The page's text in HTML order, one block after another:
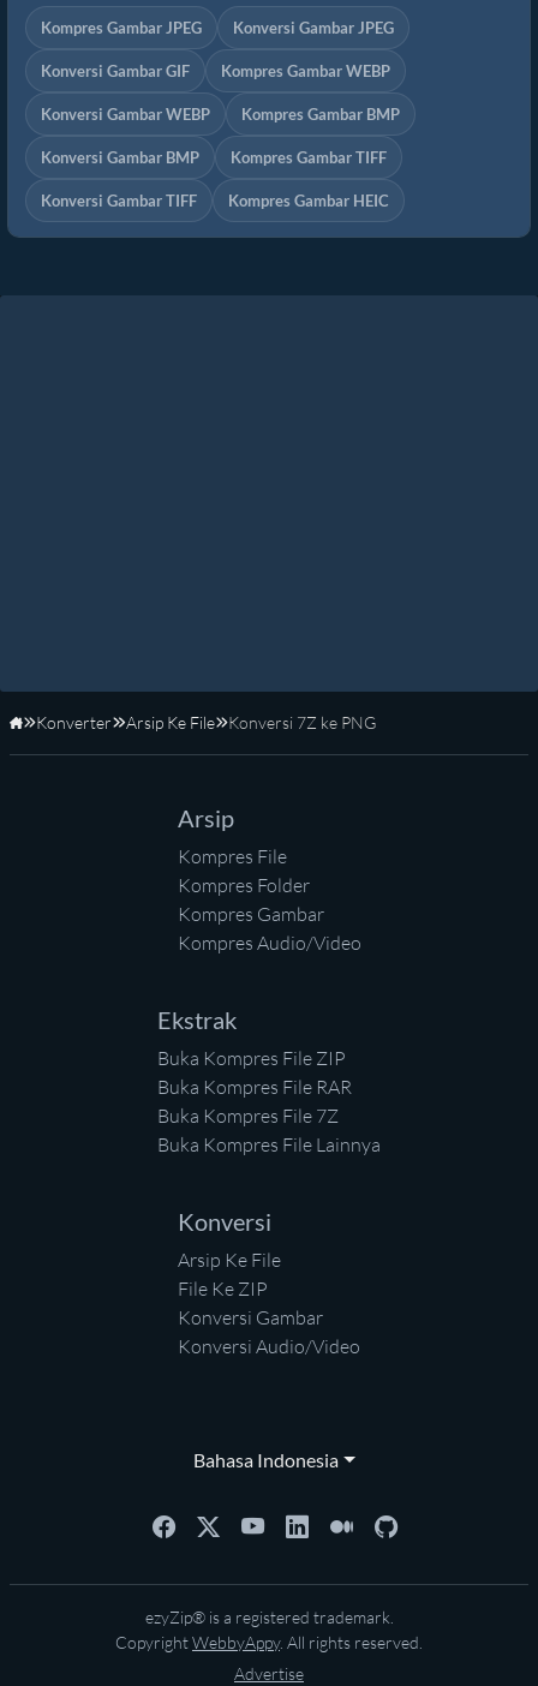
Kompres Gambar JPEG Konversi Gambar JPEG
Konversi Gambar GIF Kompres Gambar WEBP
Konversi Gambar WEBP Kompres Gambar BMP
Konversi Gambar BMP Kompres Gambar TIFF
Konversi Gambar TIFF Kompres Gambar HEIC
Beranda
Konverter Arsip Ke File Konversi 7Z ke PNG
Arsip
Kompres File
Kompres Folder
Kompres Gambar
Kompres Audio/Video
Ekstrak
Buka Kompres File ZIP
Buka Kompres File RAR
Buka Kompres File 7Z
Buka Kompres File Lainnya
Konversi
Arsip Ke File
File Ke ZIP
Konversi Gambar
Konversi Audio/Video
Bahasa Indonesia
ezyZip® is a registered trademark.
CopyrightWebbyAppy. All rights reserved.
Advertise